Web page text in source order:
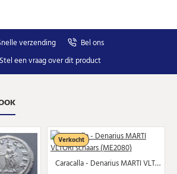
verzending
Bel ons
Stel een vraag over dit product
Verkocht
Caracalla - Denarius MARTI VLTORI schaars (ME2080)